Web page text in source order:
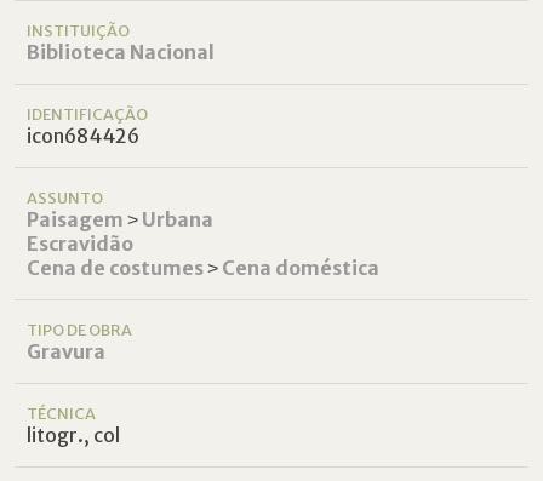
INSTITUIÇÃO
Biblioteca Nacional
IDENTIFICAÇÃO
icon684426
ASSUNTO
Paisagem ˃ Urbana
Escravidão
Cena de costumes˃ Cena doméstica
TIPO DE OBRA
Gravura
TÉCNICA
litogr., col